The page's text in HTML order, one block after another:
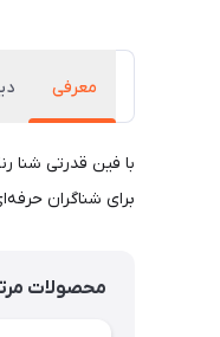
معرفی
با فین قدرتی شنا
برای شناگران
محصولات